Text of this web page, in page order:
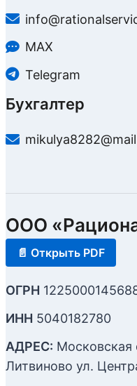
MAX
Telegram
Бухгалтер
ООО
📄 Открыть PDF
ОГРН
ИНН 5040182780
АДРЕС: Московская
Литвиново ул.